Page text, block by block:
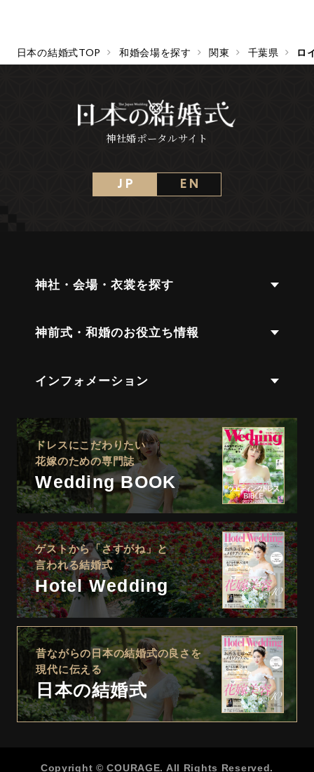
日本の結婚式TOP 和婚会場を探す 関東 千葉県 ロ
神社婚ポータルサイト
J P E N
神社・会場・衣裳を探す
神前式・和婚のお役立ち情報
インフォメーション
ドレスにこだわりたい
花嫁のための専門誌
Wedding BOOK
ゲストから「さすがね」と
言われる結婚式
Hotel Wedding
昔ながらの日本の結婚式の良さを
現代に伝える
日本の結婚式
Copyright © COURAGE. All Rights Reserved.